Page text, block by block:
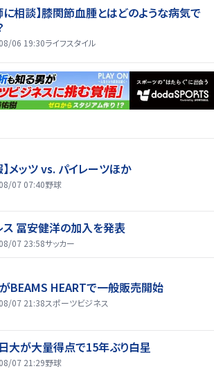
に相談】膝関節血腫とはどのような病気で
06 19:30ライフスタイル
】メッツ vs. パイレーツほか
07 07:40野球
ス 冨安健洋の加入を発表
07 23:58サッカー
BEAMS HEARTで一般販売開始
07 21:38スポーツビジネス
大が大量得点で15年ぶり白星
07 21:29野球